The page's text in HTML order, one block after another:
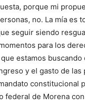
porque mi
no. La mía es
seguir siendo
para los
estamos
y el gasto de
constitucional
federal de Morena